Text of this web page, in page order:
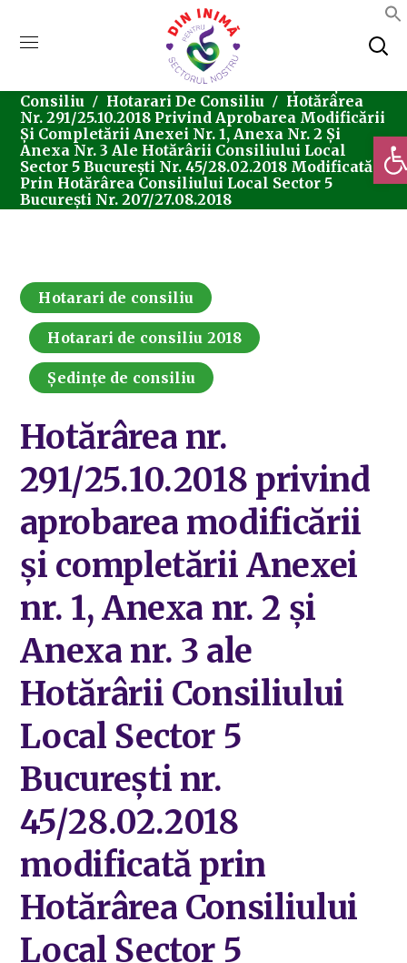
Consiliul Local Sector 5
Consiliu
Hotarari De Consiliu
Hotărârea
Nr. 291/25.10.2018 Privind Aprobarea Modificării
Și Completării Anexei Nr. 1, Anexa Nr. 2 Și
Anexa Nr. 3 Ale Hotărârii Consiliului Local
Sector 5 București Nr. 45/28.02.2018 Modificată
Prin Hotărârea Consiliului Local Sector 5
București Nr. 207/27.08.2018
Hotarari de consiliu
Hotarari de consiliu 2018
Ședințe de consiliu
Hotărârea nr.
291/25.10.2018 privind
aprobarea modificării
și completării Anexei
nr. 1, Anexa nr. 2 și
Anexa nr. 3 ale
Hotărârii Consiliului
Local Sector 5
București nr.
45/28.02.2018
modificată prin
Hotărârea Consiliului
Local Sector 5